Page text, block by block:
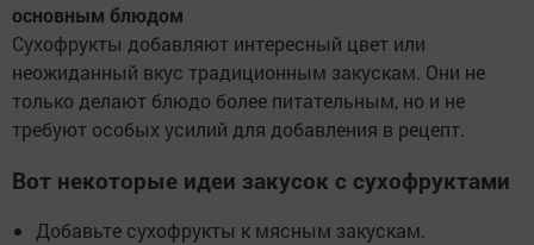
основным блюдом
Сухофрукты добавляют интересный цвет или
неожиданный вкус традиционным закускам. Они не
только делают блюдо более питательным, но и не
требуют особых усилий для добавления в рецепт.
Вот некоторые идеи закусок с сухофруктами
Добавьте сухофрукты к мясным закускам.